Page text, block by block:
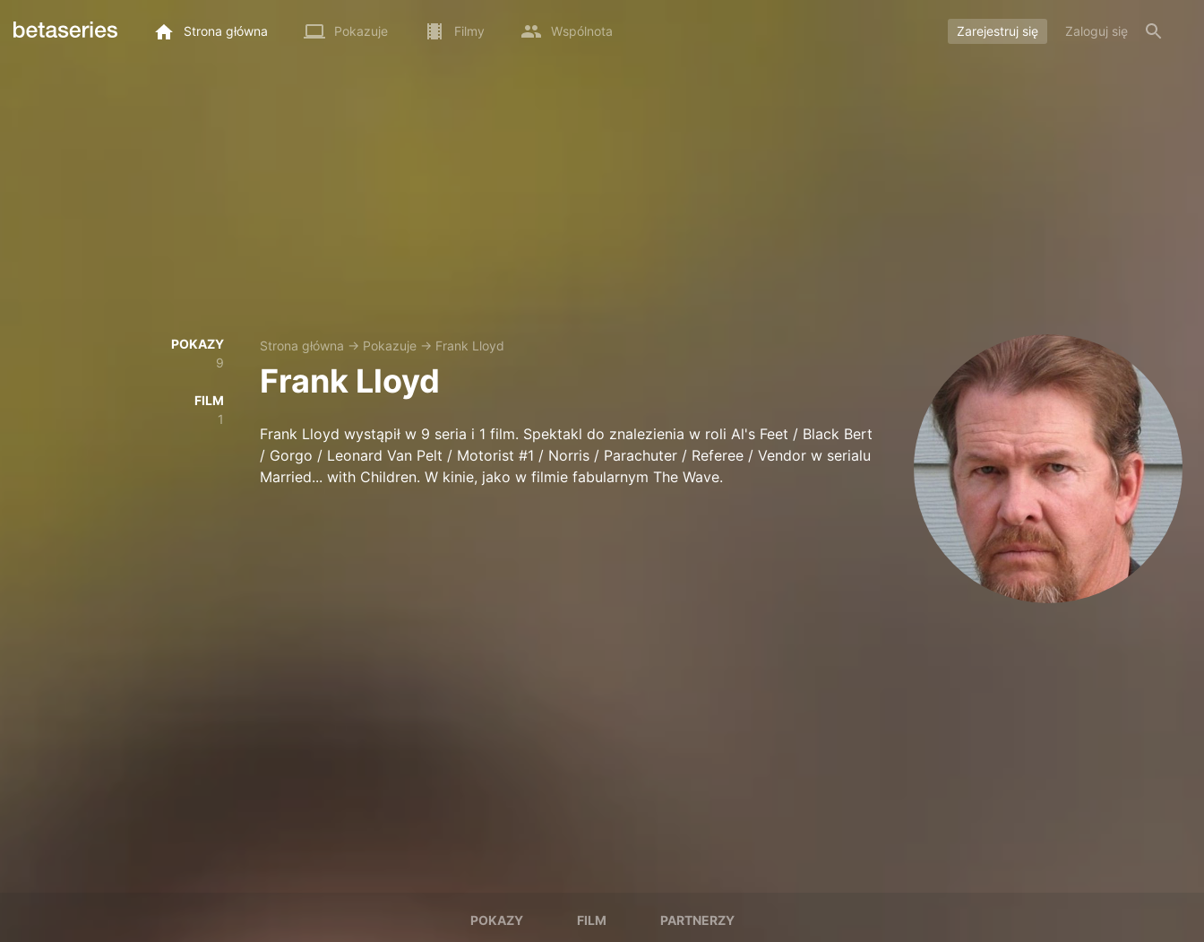
Strona główna Pokazuje Filmy Wspólnota Zarejestruj się Zaloguj się
POKAZY
9
FILM
1
Strona główna → Pokazuje → Frank Lloyd
Frank Lloyd
Frank Lloyd wystąpił w 9 seria i 1 film. Spektakl do znalezienia w roli Al's Feet / Black Bert
/ Gorgo / Leonard Van Pelt / Motorist #1 / Norris / Parachuter / Referee / Vendor w serialu
Married... with Children. W kinie, jako w filmie fabularnym The Wave.
POKAZY FILM PARTNERZY